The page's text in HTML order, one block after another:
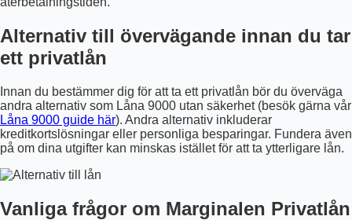
Alternativ till övervägande innan du tar
ett privatlån
Innan du bestämmer dig för att ta ett privatlån bör du överväga
andra alternativ som Låna 9000 utan säkerhet (besök gärna vår
Låna 9000 guide här). Andra alternativ inkluderar
kreditkortslösningar eller personliga besparingar. Fundera även
på om dina utgifter kan minskas istället för att ta ytterligare lån.
Vanliga frågor om Marginalen Privatlån